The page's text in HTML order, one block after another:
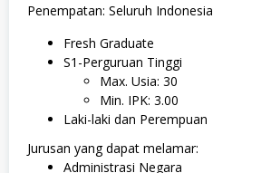
Penempatan: Seluruh Indonesia
Fresh Graduate
S1-Perguruan Tinggi
Max. Usia: 30
Min. IPK: 3.00
Laki-laki dan Perempuan
Jurusan yang dapat melamar:
Administrasi Negara